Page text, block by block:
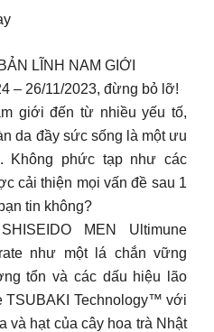
LĨNH NAM GIỚI
– 26/11/2023, đừng bỏ lỡ!
giới đến từ nhiều yếu tố,
da đầy sức sống là một ưu
Không phức tạp như các
cải thiện mọi vấn đề sau 1
tin không?
MEN Ultimune
như một lá chắn vững
tổn và các dấu hiệu lão
TSUBAKI Technology™ với
và hạt của cây hoa trà Nhật